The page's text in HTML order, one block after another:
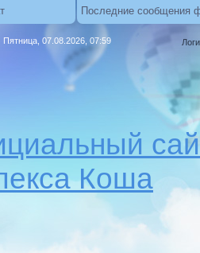
Последние сообщения
Пятница, 07.08.2026, 07:59
Коша